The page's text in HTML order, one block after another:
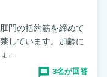
門の括約筋を締めて
しています。加齢に
...
3名が回答